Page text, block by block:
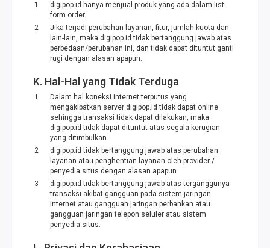
digipop.id hanya menjual produk yang ada dalam list
form order.
Jika terjadi perubahan layanan, fitur, jumlah kuota dan
lain-lain, maka digipop.id tidak bertanggung jawab atas
perbedaan/perubahan ini, dan tidak dapat dituntut ganti
rugi dengan alasan apapun.
K. Hal-Hal yang Tidak Terduga
Dalam hal koneksi internet terputus yang
mengakibatkan server digipop.id tidak dapat online
sehingga transaksi tidak dapat dilakukan, maka
digipop.id tidak dapat dituntut atas segala kerugian
yang ditimbulkan.
digipop.id tidak bertanggung jawab atas perubahan
layanan atau penghentian layanan oleh provider /
penyedia situs dengan alasan apapun.
digipop.id tidak bertanggung jawab atas terganggunya
transaksi akibat gangguan pada sistem jaringan
internet atau gangguan jaringan perbankan atau
gangguan jaringan telepon seluler atau sistem
penyedia situs.